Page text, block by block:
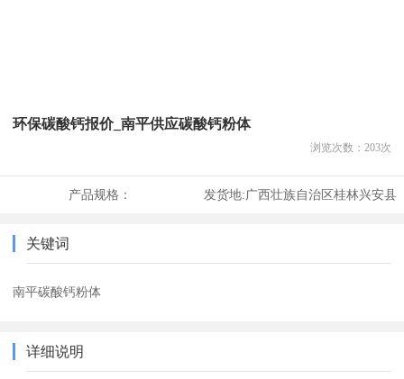
环保碳酸钙报价_南平供应碳酸钙粉体
浏览次数： 203次
产品规格： 发货地:广西壮族自治区桂林兴安县
关键词
南平碳酸钙粉体
详细说明